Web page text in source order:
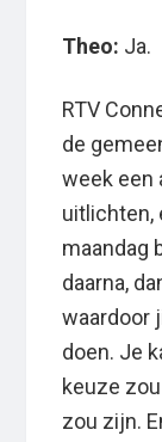
Theo: Ja.
RTV
de
week een
uitlichten,
maandag
daarna,
waardoor
doen. Je
keuze
zou zijn.